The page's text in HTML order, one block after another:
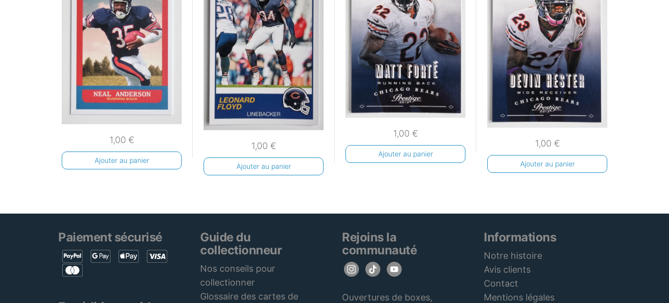
1,00 €
Ajouter au panier
1,00 €
Ajouter au panier
1,00 €
Ajouter au panier
1,00 €
Ajouter au panier
Paiement sécurisé
Guide du
collectionneur
Nos conseils pour
collectionner
Glossaire des cartes de
Rejoins la
communauté
Ouvertures de boxes,
Informations
Notre histoire
Avis clients
Contact
Mentions légales